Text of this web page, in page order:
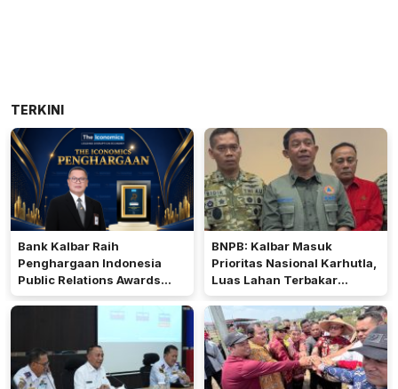
TERKINI
Bank Kalbar Raih
Penghargaan Indonesia
Public Relations Awards
2026
BNPB: Kalbar Masuk
Prioritas Nasional Karhutla,
Luas Lahan Terbakar
Peringkat Keempat